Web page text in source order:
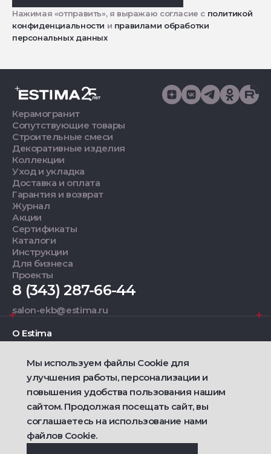
Нажимая «отправить», я выражаю согласие с политикой
конфиденциальности и правилами обработки
персональных данных
Керамогранит
Сопутствующие товары
Строительные смеси
Декоративные изделия
Коллекции
Уход и укладка
Доставка и оплата
Гарантия и возврат
Журнал
Акции
Сертификаты
Каталоги
Инструкции
Для бизнеса
Проекты
8 (343) 287-66-44
salon-ekb@estima.ru
О Estima
Дизайнерам
Фирменные салоны
2021 — 2026 © Estima
Политика конфиденциальности
Мы используем файлы Cookie для
улучшения работы, персонализации и
повышения удобства пользования нашим
сайтом. Продолжая посещать сайт, вы
соглашаетесь на использование нами
файлов Cookie.